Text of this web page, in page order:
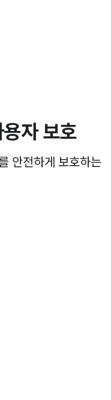
자 보호
안전하게 보호하는